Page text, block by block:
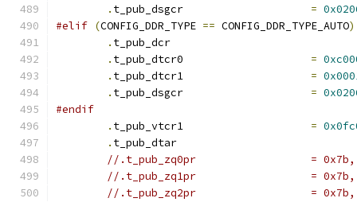
.
=
#elif (CONFIG_DDR_TYPE == CONFIG_DDR_TYPE_AUTO)
.
.
=
.
=
.
=
#endif
.
=
.
//
//
//